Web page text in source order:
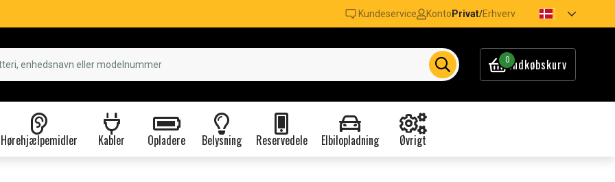
Kundeservice Konto Privat/Erhverv
0Indkøbskurv
Hørehjælpemidler Kabler Opladere Belysning Reservedele Elbilopladning Øvrigt